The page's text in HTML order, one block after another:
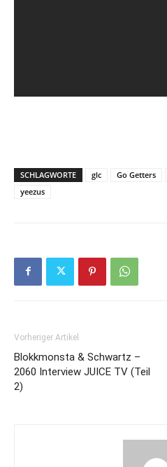
SCHLAGWORTE glc Go Getters
yeezus
Vorheriger Artikel
Blokkmonsta & Schwartz –
2060 Interview JUICE TV (Teil
2)